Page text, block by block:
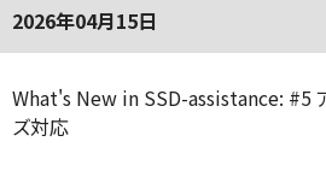
2026年04月15日
What's New in SSD-assistance: #5
ズ対応